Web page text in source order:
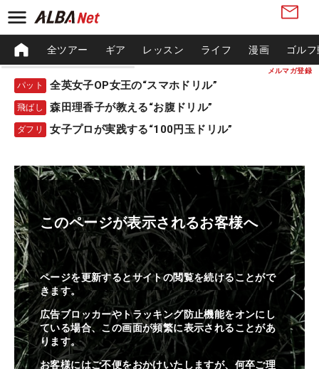
メルマガ登録
全ツアー ギア レッスン ライフ 漫画 ゴル
パット 全英女子OP女王の“スマホドリル”
飛ばし 森田理香子が教える“お腹ドリル”
ダフリ 女子プロが実践する“100円玉ドリル”
このページが表示されるお客様へ
ページを更新するとサイトの閲覧を続けることがで
きます。
広告ブロッカーやトラッキング防止機能をオンにし
ている場合、この画面が頻繁に表示されることがあ
ります。
お客様にはご不便をおかけいたしますが、何卒ご理